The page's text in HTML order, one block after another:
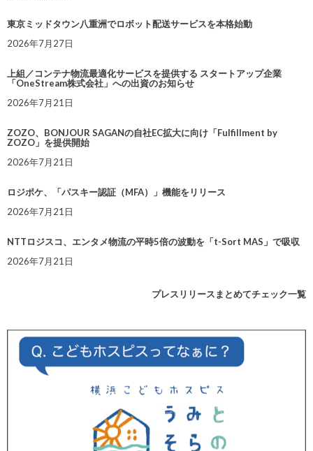
東京ミッドタウン八重洲でロボット配送サービスを本格始動
2026年7月27日
上組／コンテナ物流最適化サービスを提供する スタートアップ企業
「OneStream株式会社」への出資のお知らせ
2026年7月21日
ZOZO、BONJOUR SAGANの自社EC拡大に向け「Fulfillment by
ZOZO」を提供開始
2026年7月21日
ロジポケ、「パスキー認証（MFA）」機能をリリース
2026年7月21日
NTTロジスコ、エンタメ物流の平時5倍の波動を「t-Sort MAS」で吸収
2026年7月21日
プレスリリースまとめてチェック一覧